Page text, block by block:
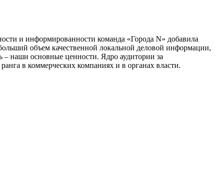
и информированности команда «Города N» добавила
объем качественной локальной деловой информации,
– наши основные ценности. Ядро аудитории за
в коммерческих компаниях и в органах власти.